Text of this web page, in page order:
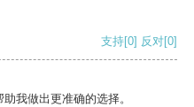
支持[0] 反对[0]
我做出更准确的选择。